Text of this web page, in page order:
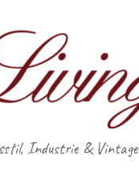
Industrie & Vintage